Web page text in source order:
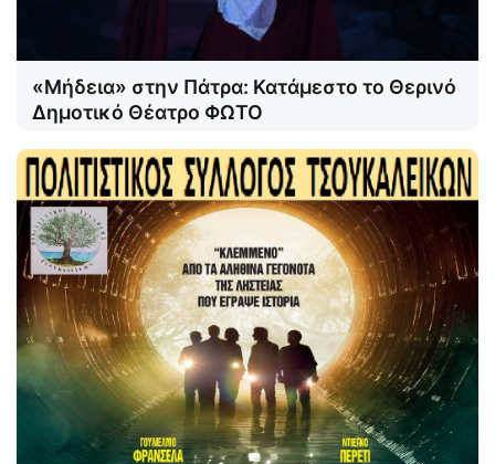
«Μήδεια» στην Πάτρα: Κατάμεστο το Θερινό
Δημοτικό Θέατρο ΦΩΤΟ